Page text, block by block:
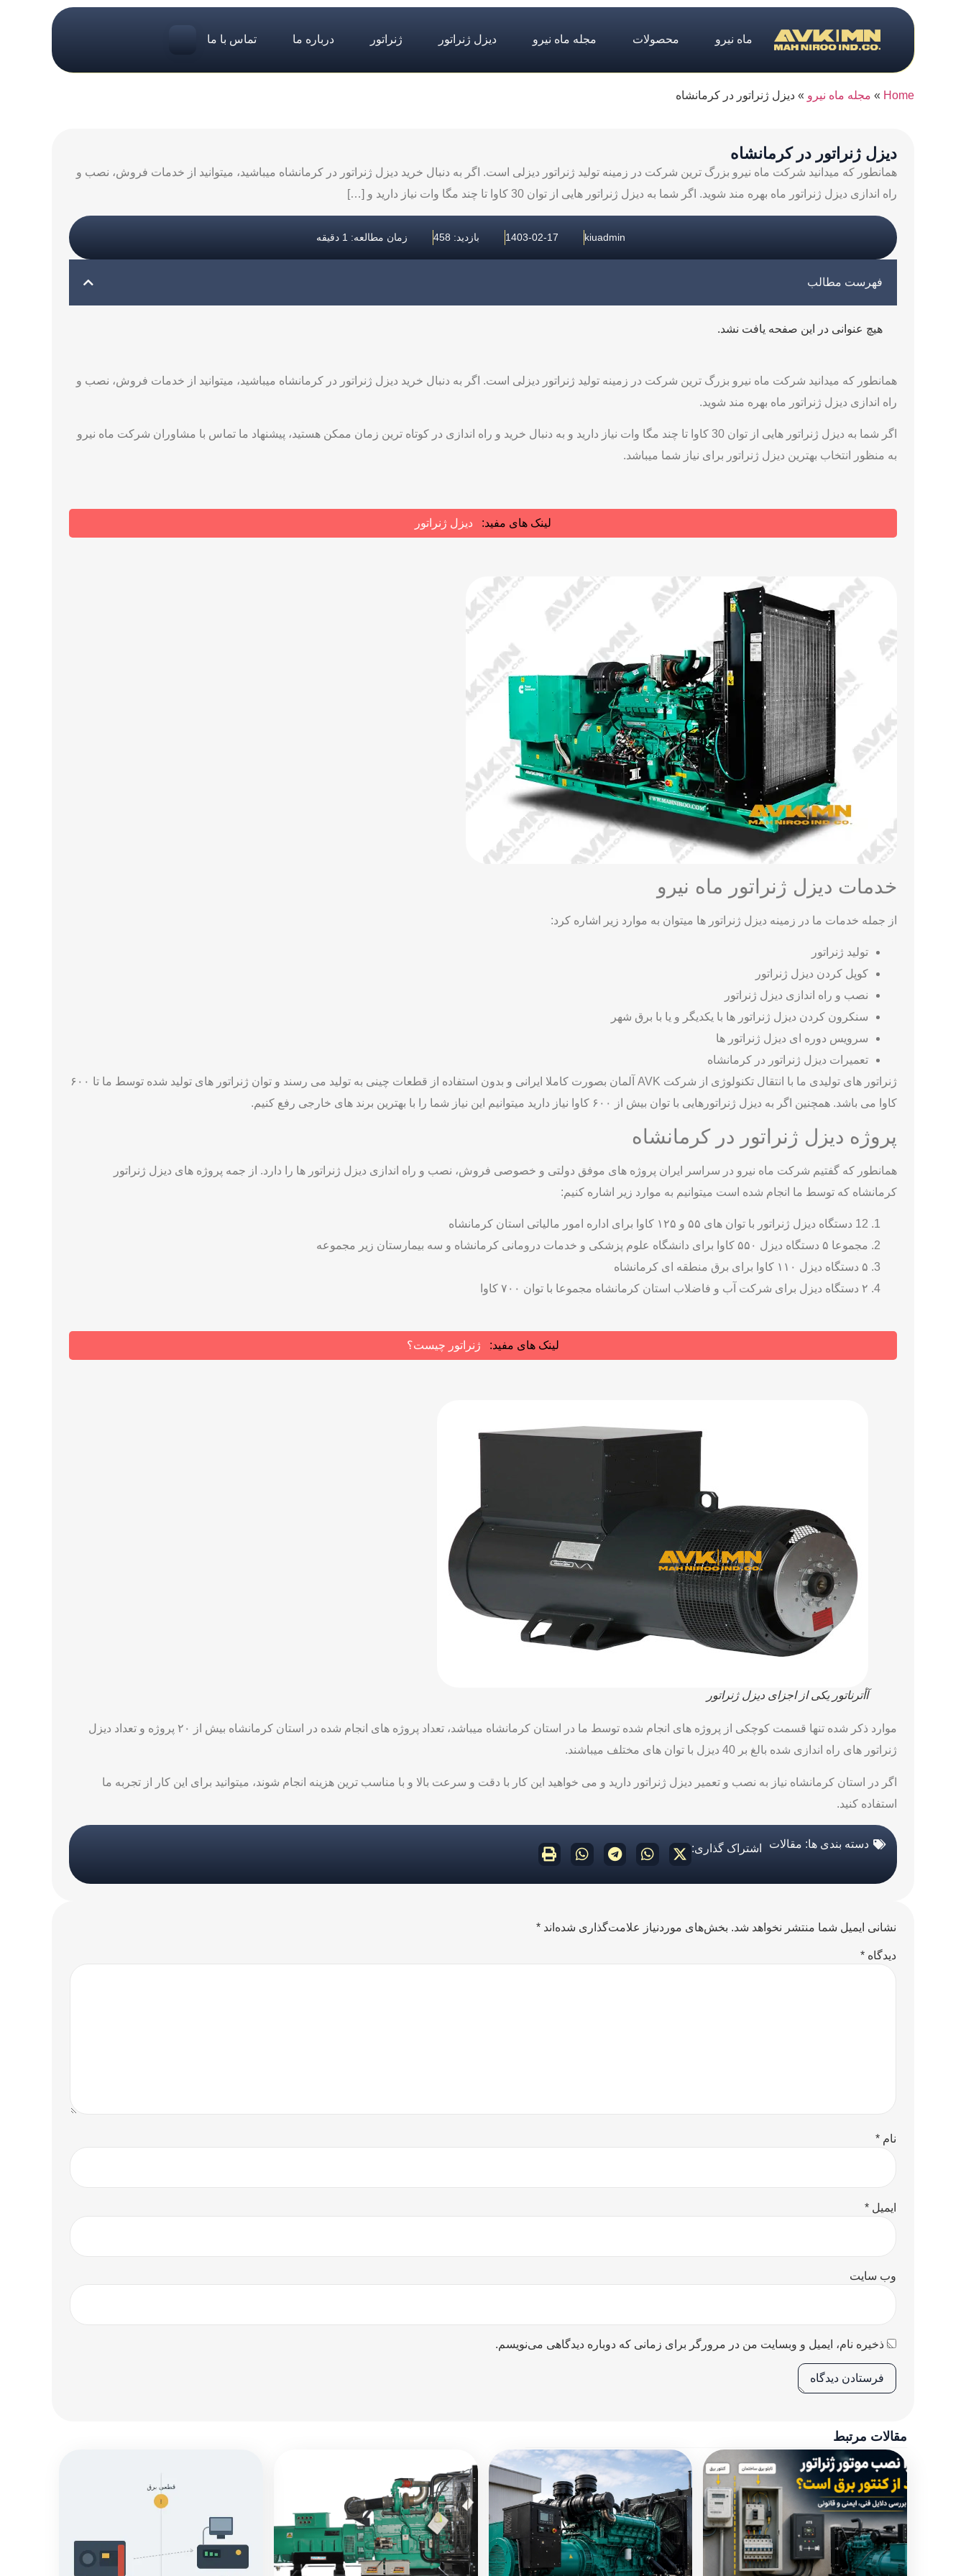
ماه نیرو محصولات مجله ماه نیرو دیزل ژنراتور ژنراتور درباره ما تماس با ما
Home
» مجله ماه نیرو » دیزل ژنراتور در کرمانشاه
دیزل ژنراتور در کرمانشاه
همانطور که میدانید شرکت ماه نیرو بزرگ ترین شرکت در زمینه تولید ژنراتور دیزلی است. اگر به دنبال خرید دیزل ژنراتور در کرمانشاه میباشید، میتوانید از خدمات فروش، نصب و
راه اندازی دیزل ژنراتور ماه بهره مند شوید. اگر شما به دیزل ژنراتور هایی از توان 30 کاوا تا چند مگا وات نیاز دارید و […]
kiuadmin
1403-02-17 بازدید: 458 زمان مطالعه: 1 دقیقه
فهرست مطالب
هیچ عنوانی در این صفحه یافت نشد.
همانطور که میدانید شرکت ماه نیرو بزرگ ترین شرکت در زمینه تولید ژنراتور دیزلی است. اگر به دنبال خرید دیزل ژنراتور در کرمانشاه میباشید، میتوانید از خدمات فروش، نصب و
راه اندازی دیزل ژنراتور ماه بهره مند شوید.
اگر شما به دیزل ژنراتور هایی از توان 30 کاوا تا چند مگا وات نیاز دارید و به دنبال خرید و راه اندازی در کوتاه ترین زمان ممکن هستید، پیشنهاد ما تماس با مشاوران شرکت ماه نیرو
به منظور انتخاب بهترین دیزل ژنراتور برای نیاز شما میباشد.
لینک های مفید: دیزل ژنراتور
خدمات دیزل ژنراتور ماه نیرو
از جمله خدمات ما در زمینه دیزل ژنراتور ها میتوان به موارد زیر اشاره کرد:
تولید ژنراتور
کوپل کردن دیزل ژنراتور
نصب و راه اندازی دیزل ژنراتور
سنکرون کردن دیزل ژنراتور ها با یکدیگر و یا با برق شهر
سرویس دوره ای دیزل ژنراتور ها
تعمیرات دیزل ژنراتور در کرمانشاه
ژنراتور های تولیدی ما با انتقال تکنولوژی از شرکت AVK آلمان بصورت کاملا ایرانی و بدون استفاده از قطعات چینی به تولید می رسند و توان ژنراتور های تولید شده توسط ما تا ۶۰۰
کاوا می باشد. همچنین اگر به دیزل ژنراتورهایی با توان بیش از ۶۰۰ کاوا نیاز دارید میتوانیم این نیاز شما را با بهترین برند های خارجی رفع کنیم.
پروژه دیزل ژنراتور در کرمانشاه
همانطور که گفتیم شرکت ماه نیرو در سراسر ایران پروژه های موفق دولتی و خصوصی فروش، نصب و راه اندازی دیزل ژنراتور ها را دارد. از جمه پروژه های دیزل ژنراتور
کرمانشاه که توسط ما انجام شده است میتوانیم به موارد زیر اشاره کنیم:
12 دستگاه دیزل ژنراتور با توان های ۵۵ و ۱۲۵ کاوا برای اداره امور مالیاتی استان کرمانشاه
مجموعا ۵ دستگاه دیزل ۵۵۰ کاوا برای دانشگاه علوم پزشکی و خدمات درومانی کرمانشاه و سه بیمارستان زیر مجموعه
۵ دستگاه دیزل ۱۱۰ کاوا برای برق منطقه ای کرمانشاه
۲ دستگاه دیزل برای شرکت آب و فاضلاب استان کرمانشاه مجموعا با توان ۷۰۰ کاوا
لینک های مفید: ژنراتور چیست؟
آأترناتور یکی از اجزای دیزل ژنراتور
موارد ذکر شده تنها قسمت کوچکی از پروژه های انجام شده توسط ما در استان کرمانشاه میباشد،‌ تعداد پروژه های انجام شده در استان کرمانشاه بیش از ۲۰ پروژه و تعداد دیزل
ژنراتور های راه اندازی شده بالغ بر 40 دیزل با توان های مختلف میباشند.
اگر در استان کرمانشاه نیاز به نصب و تعمیر دیزل ژنراتور دارید و می خواهید این کار با دقت و سرعت بالا و با مناسب ترین هزینه انجام شوند، میتوانید برای این کار از تجربه ما
استفاده کنید.
دسته بندی ها: مقالات اشتراک گذاری:
نشانی ایمیل شما منتشر نخواهد شد. بخش‌های موردنیاز علامت‌گذاری شده‌اند *
دیدگاه *
نام *
ایمیل *
وب‌ سایت
ذخیره نام، ایمیل و وبسایت من در مرورگر برای زمانی که دوباره دیدگاهی می‌نویسم.
مقالات مرتبط